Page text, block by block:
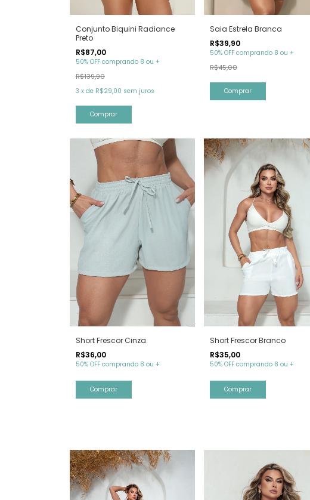
Conjunto Biquini Radiance
Preto
R$87,00
50% OFF comprando 8 ou +
R$139,90
3 x de R$29,00 sem juros
Comprar
Saia Estrela Branca
R$39,90
50% OFF comprando 8 ou +
R$45,00
Comprar
Short Frescor Cinza
R$36,00
50% OFF comprando 8 ou +
Comprar
Short Frescor Branco
R$35,00
50% OFF comprando 8 ou +
Comprar